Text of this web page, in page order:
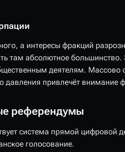
а интересы фракций
там абсолютное
деятелям. Массово
давления привлечёт внимание
референдумы
система прямой цифровой
голосование.